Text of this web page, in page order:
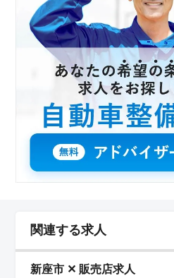
関連する求人
新座市 ✕ 販売店求人